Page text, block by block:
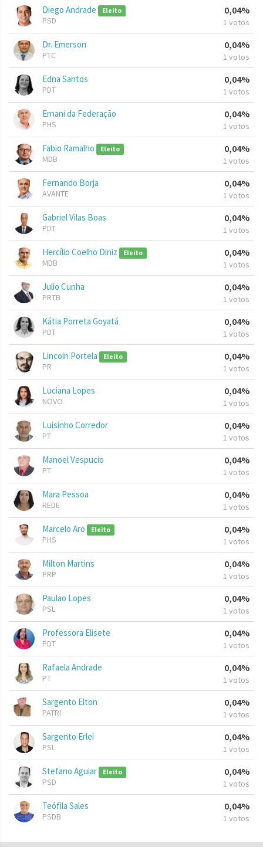
Diego Andrade Eleito
PSD
0,04%
1 votos
Dr. Emerson
PTC
0,04%
1 votos
Edna Santos
PDT
0,04%
1 votos
Ernani da Federação
PHS
0,04%
1 votos
Fabio Ramalho Eleito
MDB
0,04%
1 votos
Fernando Borja
AVANTE
0,04%
1 votos
Gabriel Vilas Boas
PDT
0,04%
1 votos
Hercílio Coelho Diniz Eleito
MDB
0,04%
1 votos
Julio Cunha
PRTB
0,04%
1 votos
Kátia Porreta Goyatá
PDT
0,04%
1 votos
Lincoln Portela Eleito
PR
0,04%
1 votos
Luciana Lopes
NOVO
0,04%
1 votos
Luisinho Corredor
PT
0,04%
1 votos
Manoel Vespucio
PT
0,04%
1 votos
Mara Pessoa
REDE
0,04%
1 votos
Marcelo Aro Eleito
PHS
0,04%
1 votos
Milton Martins
PRP
0,04%
1 votos
Paulao Lopes
PSL
0,04%
1 votos
Professora Elisete
PDT
0,04%
1 votos
Rafaela Andrade
PT
0,04%
1 votos
Sargento Elton
PATRI
0,04%
1 votos
Sargento Erlei
PSL
0,04%
1 votos
Stefano Aguiar Eleito
PSD
0,04%
1 votos
Teófila Sales
PSDB
0,04%
1 votos